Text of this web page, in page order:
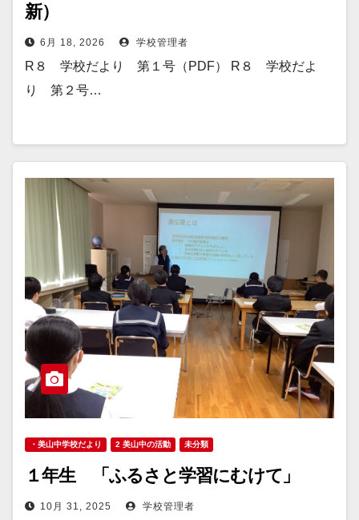
新）
6月 18, 2026 学校管理者
R８ 学校だより 第１号（PDF） R８ 学校だよ
り 第２号…
・美山中学校だより 2 美山中の活動 未分類
１年生 「ふるさと学習にむけて」
10月 31, 2025 学校管理者